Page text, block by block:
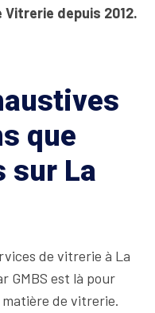
depuis 2012.
que
sur La
de vitrerie à La
GMBS est là pour
de vitrerie.